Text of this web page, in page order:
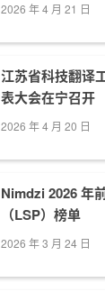
2026 年 4 月 21 日
江苏省科技翻译
表大会在宁召开
2026 年 4 月 20 日
Nimdzi 2026 年
（LSP）榜单
2026 年 3 月 24 日